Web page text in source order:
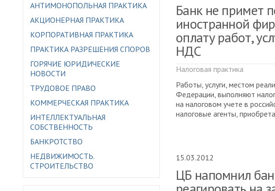
АНТИМОНОПОЛЬНАЯ ПРАКТИКА
АКЦИОНЕРНАЯ ПРАКТИКА
КОРПОРАТИВНАЯ ПРАКТИКА
ПРАКТИКА РАЗРЕШЕНИЯ СПОРОВ
ГОРЯЧИЕ ЮРИДИЧЕСКИЕ
НОВОСТИ
ТРУДОВОЕ ПРАВО
КОММЕРЧЕСКАЯ ПРАКТИКА
ИНТЕЛЛЕКТУАЛЬНАЯ
СОБСТВЕННОСТЬ
БАНКРОТСТВО
НЕДВИЖИМОСТЬ.
СТРОИТЕЛЬСТВО
Банк не примет
иностранной
оплату работ,
НДС
Налоговая практика
Работы, услуги, местом
Федерации, выполняют
на налоговом учете в
налоговые агенты,
15.03.2012
ЦБ напомнил